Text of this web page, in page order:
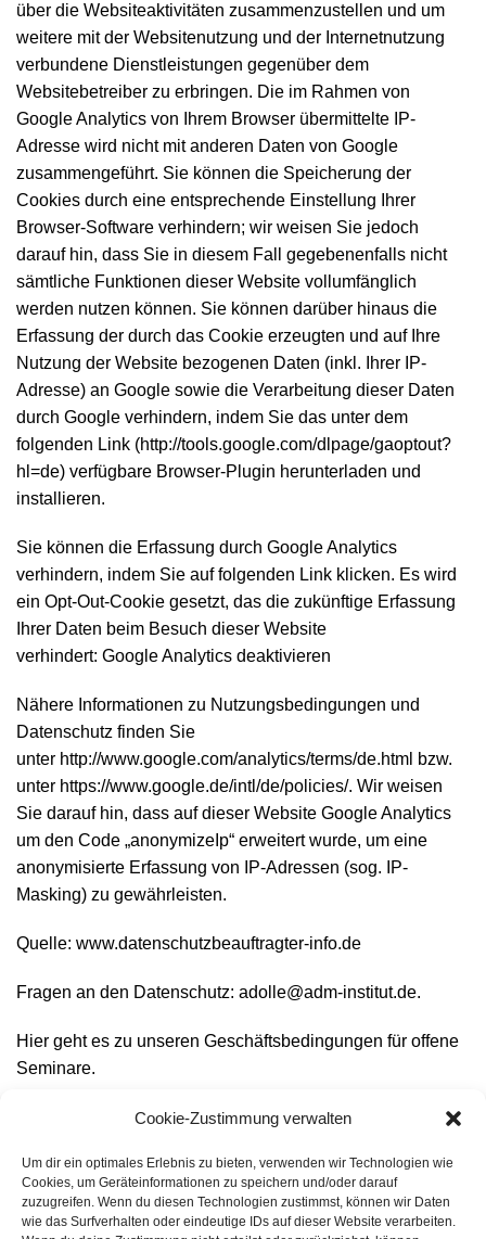
Cookie-Zustimmung verwalten
Um dir ein optimales Erlebnis zu bieten, verwenden wir Technologien wie
Cookies, um Geräteinformationen zu speichern und/oder darauf
zuzugreifen. Wenn du diesen Technologien zustimmst, können wir Daten
wie das Surfverhalten oder eindeutige IDs auf dieser Website verarbeiten.
über die Websiteaktivitäten zusammenzustellen und um
weitere mit der Websitenutzung und der Internetnutzung
verbundene Dienstleistungen gegenüber dem
Websitebetreiber zu erbringen. Die im Rahmen von
Google Analytics von Ihrem Browser übermittelte IP-
Adresse wird nicht mit anderen Daten von Google
zusammengeführt. Sie können die Speicherung der
Cookies durch eine entsprechende Einstellung Ihrer
Browser-Software verhindern; wir weisen Sie jedoch
darauf hin, dass Sie in diesem Fall gegebenenfalls nicht
sämtliche Funktionen dieser Website vollumfänglich
werden nutzen können. Sie können darüber hinaus die
Erfassung der durch das Cookie erzeugten und auf Ihre
Nutzung der Website bezogenen Daten (inkl. Ihrer IP-
Adresse) an Google sowie die Verarbeitung dieser Daten
durch Google verhindern, indem Sie das unter dem
folgenden Link (http://tools.google.com/dlpage/gaoptout?
hl=de) verfügbare Browser-Plugin herunterladen und
installieren.
Sie können die Erfassung durch Google Analytics
verhindern, indem Sie auf folgenden Link klicken. Es wird
ein Opt-Out-Cookie gesetzt, das die zukünftige Erfassung
Ihrer Daten beim Besuch dieser Website
verhindert: Google Analytics deaktivieren
Nähere Informationen zu Nutzungsbedingungen und
Datenschutz finden Sie
unter http://www.google.com/analytics/terms/de.html bzw.
unter https://www.google.de/intl/de/policies/. Wir weisen
Sie darauf hin, dass auf dieser Website Google Analytics
um den Code „anonymizeIp“ erweitert wurde, um eine
anonymisierte Erfassung von IP-Adressen (sog. IP-
Masking) zu gewährleisten.
Quelle: www.datenschutzbeauftragter-info.de
Fragen an den Datenschutz: adolle@adm-institut.de.
Hier geht es zu unseren Geschäftsbedingungen für offene
Seminare.